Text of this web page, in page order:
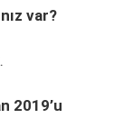
var?
2019’u